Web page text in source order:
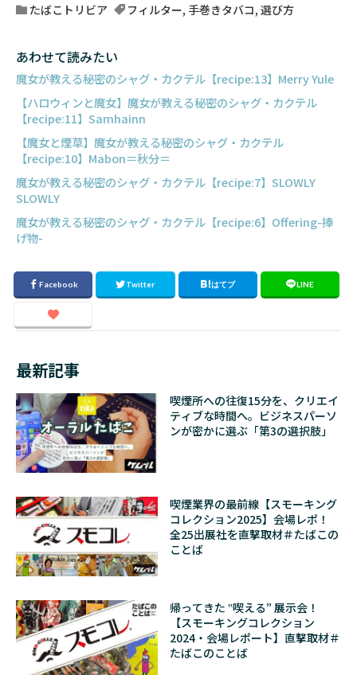
たばこトリビア フィルター, 手巻きタバコ, 選び方
あわせて読みたい
魔女が教える秘密のシャグ・カクテル【recipe:13】Merry Yule
【ハロウィンと魔女】魔女が教える秘密のシャグ・カクテル
【recipe:11】Samhainn
【魔女と煙草】魔女が教える秘密のシャグ・カクテル
【recipe:10】Mabon＝秋分＝
魔女が教える秘密のシャグ・カクテル【recipe:7】SLOWLY
SLOWLY
魔女が教える秘密のシャグ・カクテル【recipe:6】Offering-捧
げ物-
最新記事
喫煙所への往復15分を、クリエイ
ティブな時間へ。ビジネスパーソ
ンが密かに選ぶ「第3の選択肢」
喫煙業界の最前線【スモーキング
コレクション2025】会場レポ！
全25出展社を直撃取材＃たばこの
ことば
帰ってきた ‟喫える” 展示会！
【スモーキングコレクション
2024・会場レポート】直撃取材＃
たばこのことば